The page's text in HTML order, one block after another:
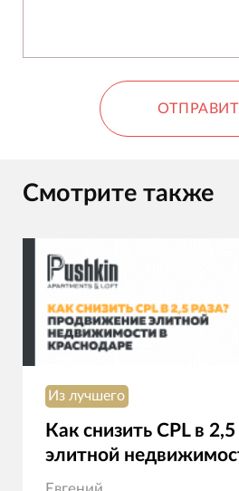
Смотрите также
Из лучшего
Как снизить CPL в
элитной